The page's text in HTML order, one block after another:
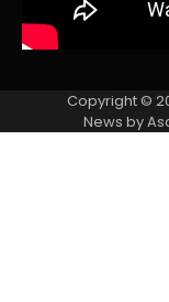
Copyright ©
News by